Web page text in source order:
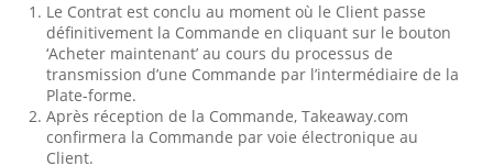
Le Contrat est conclu au moment où le Client passe
définitivement la Commande en cliquant sur le bouton
‘Acheter maintenant’ au cours du processus de
transmission d’une Commande par l’intermédiaire de la
Plate-forme.
Après réception de la Commande, Takeaway.com
confirmera la Commande par voie électronique au
Client.